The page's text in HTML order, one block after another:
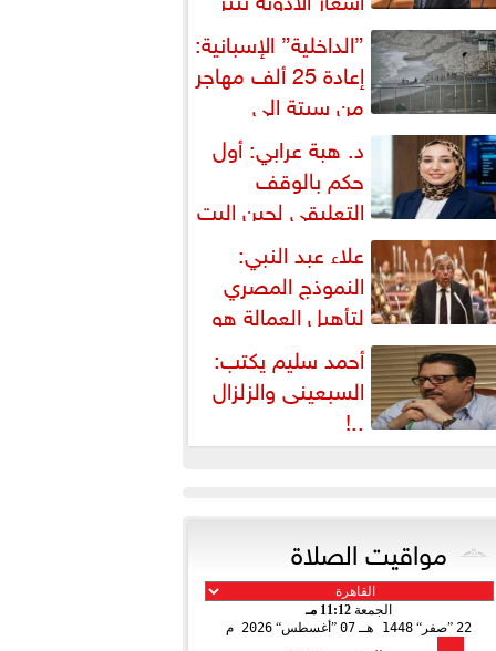
دستورية ويهدد حق
”الداخلية” الإسبانية:
إعادة 25 ألف مهاجر
من سبتة إلى
وارتفاع حصيلة...
د. هبة عرابي: أول
حكم بالوقف
التعليقي لحين البت
الطعن على... علاء عبد النبي:
النموذج المصري
لتأهيل العمالة هو
العملي والأمثل لأزمات...
أحمد سليم يكتب:
السبعينى والزلزال
..!
مواقيت الصلاة
الجمعة 11:12 مـ
22 صفر 1448 هـ 07 أغسطس 2026 م